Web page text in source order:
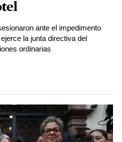
ante el impedimento
la junta directiva del
ordinarias